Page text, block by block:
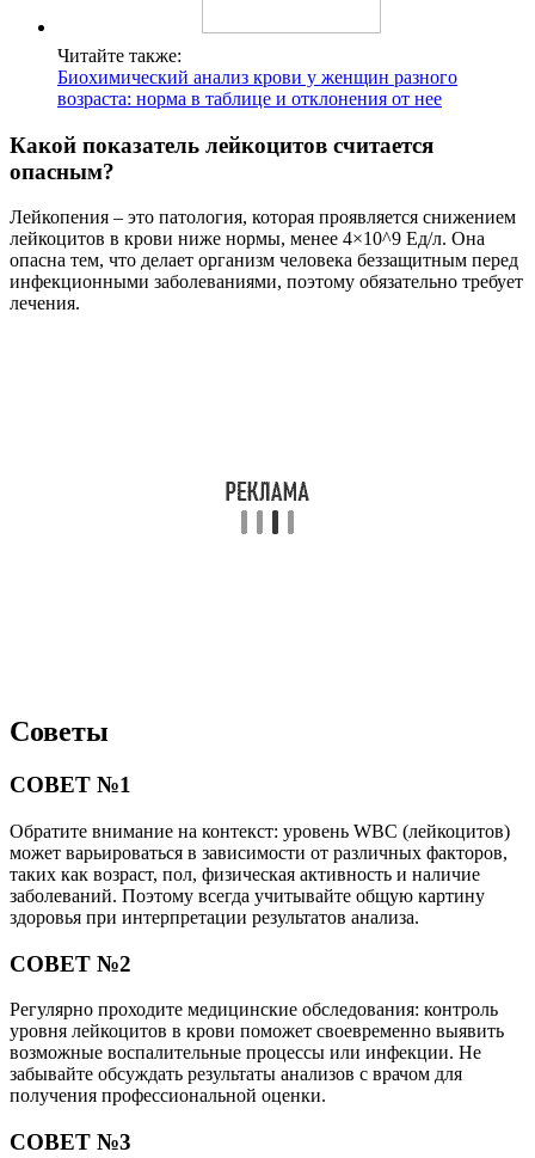
Читайте также:
Биохимический анализ крови у женщин разного
возраста: норма в таблице и отклонения от нее
Какой показатель лейкоцитов считается
опасным?
Лейкопения – это патология, которая проявляется снижением
лейкоцитов в крови ниже нормы, менее 4×10^9 Ед/л. Она
опасна тем, что делает организм человека беззащитным перед
инфекционными заболеваниями, поэтому обязательно требует
лечения.
Советы
СОВЕТ №1
Обратите внимание на контекст: уровень WBC (лейкоцитов)
может варьироваться в зависимости от различных факторов,
таких как возраст, пол, физическая активность и наличие
заболеваний. Поэтому всегда учитывайте общую картину
здоровья при интерпретации результатов анализа.
СОВЕТ №2
Регулярно проходите медицинские обследования: контроль
уровня лейкоцитов в крови поможет своевременно выявить
возможные воспалительные процессы или инфекции. Не
забывайте обсуждать результаты анализов с врачом для
получения профессиональной оценки.
СОВЕТ №3